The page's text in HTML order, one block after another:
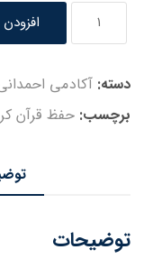
قرآن
کریم
عدد
دسته: آکادمی
برچسب: حفظ قرآن
توضیحات